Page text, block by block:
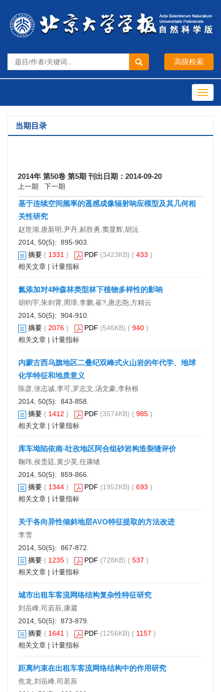
当期目录
2014年 第50卷 第5期 刊出日期：2014-09-20
上一期 下一期
基于连续空间频率的遥感成像辐射响应模型及其几何相
关性研究
赵世湖,唐新明,尹丹,郝胜勇,窦显辉,胡沅
2014, 50(5): 895-903.
摘要 ( 1331 ) PDF (3423KB) ( 433 )
相关文章 | 计量指标
氮添加对4种森林类型林下植物多样性的影响
胡钧宇,朱剑霄,周璋,李鹏,崔?,唐志尧,方精云
2014, 50(5): 904-910.
摘要 ( 2076 ) PDF (546KB) ( 940 )
相关文章 | 计量指标
内蒙古西乌旗地区二叠纪双峰式火山岩的年代学、地球
化学特征和地质意义
陈彦,张志诚,李可,罗志文,汤文豪,李秋根
2014, 50(5): 843-858.
摘要 ( 1412 ) PDF (3574KB) ( 985 )
相关文章 | 计量指标
库车坳陷依南-吐孜地区阿合组砂岩构造裂缝评价
鞠玮,侯贵廷,黄少英,任康绪
2014, 50(5): 859-866.
摘要 ( 1344 ) PDF (1952KB) ( 693 )
相关文章 | 计量指标
关于各向异性倾斜地层AVO特征提取的方法改进
李雪
2014, 50(5): 867-872.
摘要 ( 1235 ) PDF (728KB) ( 537 )
相关文章 | 计量指标
城市出租车客流网络结构复杂性特征研究
刘岳峰,司若辰,康葳
2014, 50(5): 873-879.
摘要 ( 1641 ) PDF (1256KB) ( 1157 )
相关文章 | 计量指标
距离约束在出租车客流网络结构中的作用研究
焦龙,刘岳峰,司若辰